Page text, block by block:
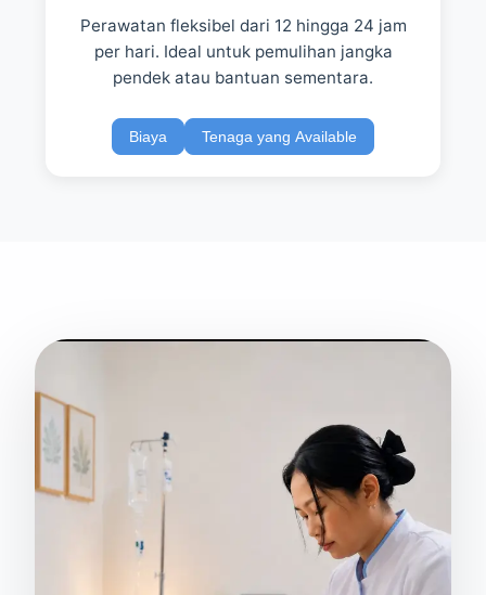
Perawatan fleksibel dari 12 hingga 24 jam
per hari. Ideal untuk pemulihan jangka
pendek atau bantuan sementara.
Biaya Tenaga yang Available